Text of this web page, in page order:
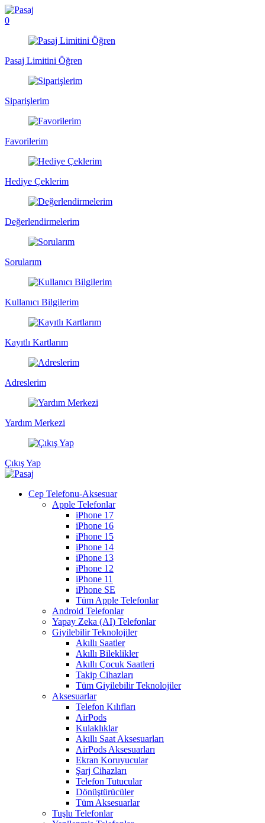
0
Pasaj Limitini Öğren
Siparişlerim
Favorilerim
Hediye Çeklerim
Değerlendirmelerim
Sorularım
Kullanıcı Bilgilerim
Kayıtlı Kartlarım
Adreslerim
Yardım Merkezi
Çıkış Yap
Cep Telefonu-Aksesuar
Apple Telefonlar
iPhone 17
iPhone 16
iPhone 15
iPhone 14
iPhone 13
iPhone 12
iPhone 11
iPhone SE
Tüm Apple Telefonlar
Android Telefonlar
Yapay Zeka (AI) Telefonlar
Giyilebilir Teknolojiler
Akıllı Saatler
Akıllı Bileklikler
Akıllı Çocuk Saatleri
Takip Cihazları
Tüm Giyilebilir Teknolojiler
Aksesuarlar
Telefon Kılıfları
AirPods
Kulaklıklar
Akıllı Saat Aksesuarları
AirPods Aksesuarları
Ekran Koruyucular
Şarj Cihazları
Telefon Tutucular
Dönüştürücüler
Tüm Aksesuarlar
Tuşlu Telefonlar